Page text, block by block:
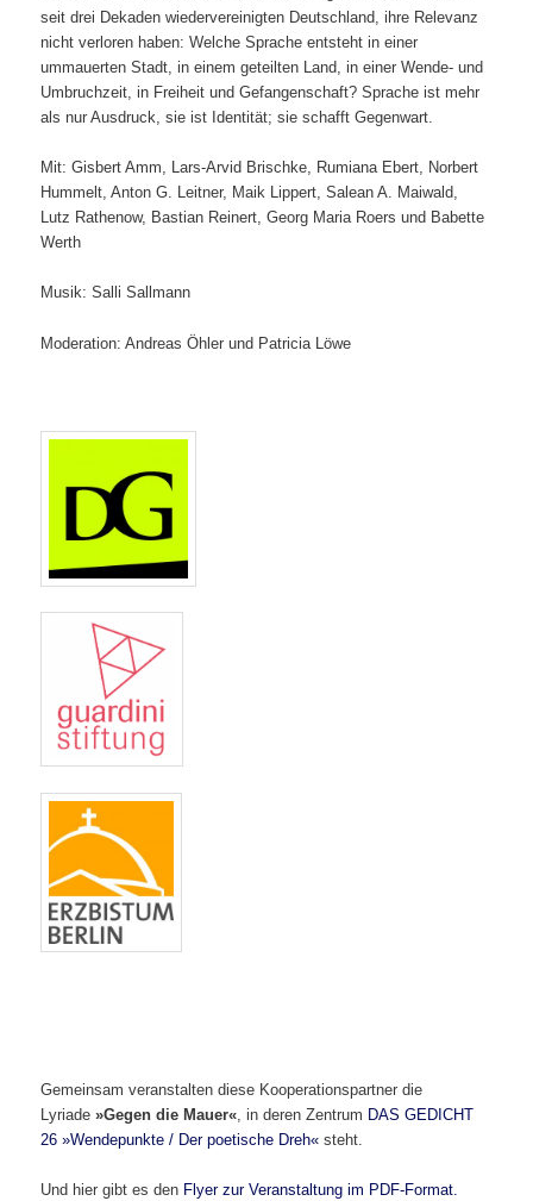
seit drei Dekaden wiedervereinigten Deutschland, ihre Relevanz
nicht verloren haben: Welche Sprache entsteht in einer
ummauerten Stadt, in einem geteilten Land, in einer Wende- und
Umbruchzeit, in Freiheit und Gefangenschaft? Sprache ist mehr
als nur Ausdruck, sie ist Identität; sie schafft Gegenwart.
Mit: Gisbert Amm, Lars-Arvid Brischke, Rumiana Ebert, Norbert
Hummelt, Anton G. Leitner, Maik Lippert, Salean A. Maiwald,
Lutz Rathenow, Bastian Reinert, Georg Maria Roers und Babette
Werth
Musik: Salli Sallmann
Moderation: Andreas Öhler und Patricia Löwe
Gemeinsam veranstalten diese Kooperationspartner die
Lyriade»Gegen die Mauer«, in deren Zentrum DAS GEDICHT
26 »Wendepunkte / Der poetische Dreh« steht.
Und hier gibt es den Flyer zur Veranstaltung im PDF-Format.